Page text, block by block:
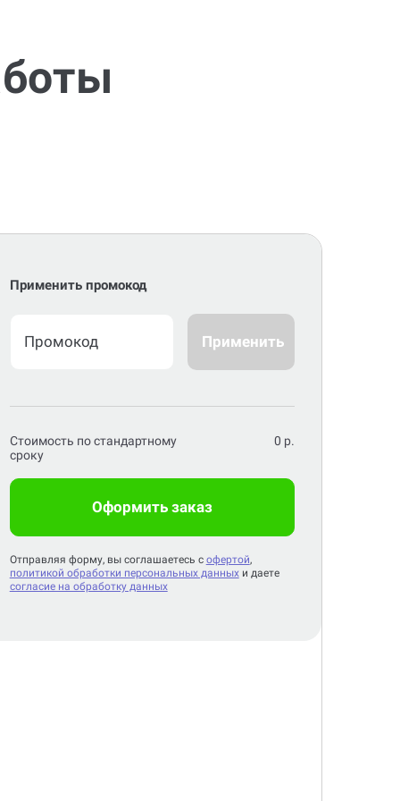
Применить промокод
Применить
Стоимость по стандартному
сроку
0 р.
Оформить заказ
Отправляя форму, вы соглашаетесь с офертой,
политикой обработки персональных данныхи даете
согласие на обработку данных